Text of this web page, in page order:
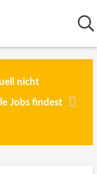
nicht
Jobs findest